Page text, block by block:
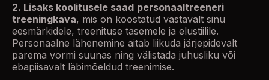
2. Lisaks koolitusele saad personaaltreeneri
treeningkava, mis on koostatud vastavalt sinu
eesmärkidele, treenituse tasemele ja elustiilile.
Personaalne lähenemine aitab liikuda järjepidevalt
parema vormi suunas ning välistada juhusliku või
ebapiisavalt läbimõeldud treenimise.